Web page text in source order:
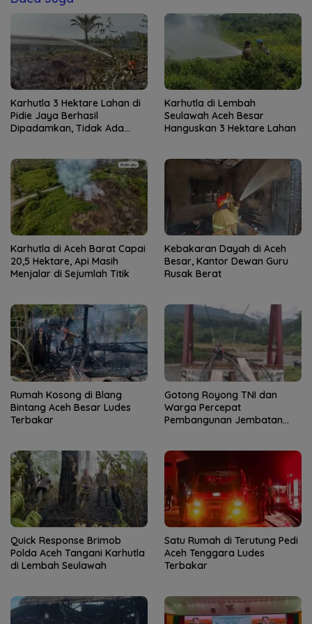
Karhutla 3 Hektare Lahan di
Pidie Jaya Berhasil
Dipadamkan, Tidak Ada
Karhutla di Lembah
Seulawah Aceh Besar
Hanguskan 3 Hektare Lahan
Karhutla di Aceh Barat Capai
20,5 Hektare, Api Masih
Menjalar di Sejumlah Titik
Kebakaran Dayah di Aceh
Besar, Kantor Dewan Guru
Rusak Berat
Rumah Kosong di Blang
Bintang Aceh Besar Ludes
Terbakar
Gotong Royong TNI dan
Warga Percepat
Pembangunan Jembatan
Quick Response Brimob
Polda Aceh Tangani Karhutla
di Lembah Seulawah
Satu Rumah di Terutung Pedi
Aceh Tenggara Ludes
Terbakar